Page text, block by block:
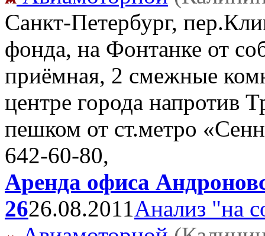
Санкт-Петербург,
фонда, на Фонтанке от
приёмная, 2 смежные
центре города напротив
пешком от ст.метро
642-60-80,
Аренда офиса
2626.08.2011Анализ "на